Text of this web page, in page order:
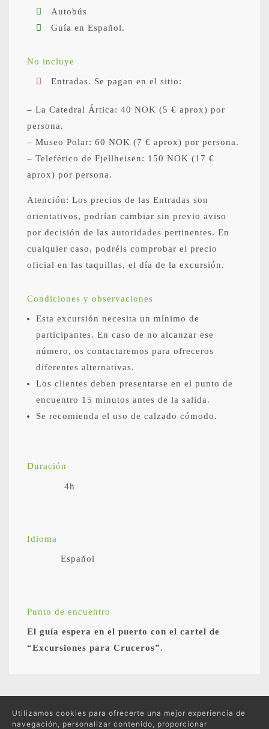
Autobús
Guía en Español.
No incluye
Entradas. Se pagan en el sitio:
– La Catedral Ártica: 40 NOK (5 € aprox) por
persona.
– Museo Polar: 60 NOK (7 € aprox) por persona.
– Teleférico de Fjellheisen: 150 NOK (17 €
aprox) por persona.
Atención: Los precios de las Entradas son
orientativos, podrían cambiar sin previo aviso
por decisión de las autoridades pertinentes. En
cualquier caso, podréis comprobar el precio
oficial en las taquillas, el día de la excursión.
Condiciones y observaciones
Esta excursión necesita un mínimo de
participantes. En caso de no alcanzar ese
número, os contactaremos para ofreceros
diferentes alternativas.
Los clientes deben presentarse en el punto de
encuentro 15 minutos antes de la salida.
Se recomienda el uso de calzado cómodo.
Duración
4h
Idioma
Español
Punto de encuentro
El guía espera en el puerto con el cartel de
“Excursiones para Cruceros”.
Utilizamos cookies para ofrecerte una mejor experiencia de
navegación, personalizar contenido, proporcionar